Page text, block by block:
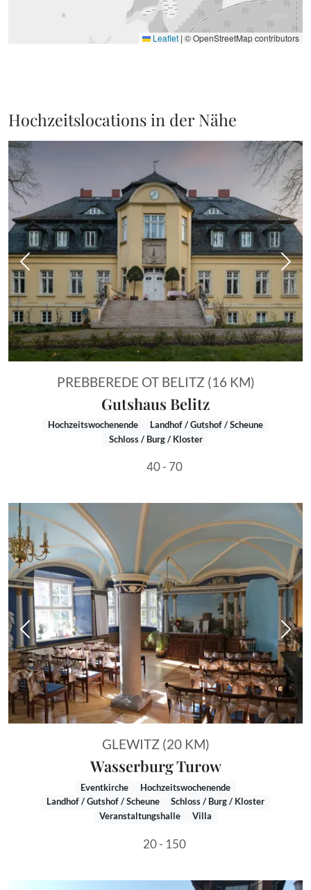
Leaflet | © OpenStreetMap contributors
Hochzeitslocations in der Nähe
Vorheriges Bild
PREBBEREDE OT BELITZ (16 KM)
Gutshaus Belitz
Hochzeitswochenende
Landhof / Gutshof / Scheune
Schloss / Burg / Kloster
40 - 70
Vorheriges Bild
GLEWITZ (20 KM)
Wasserburg Turow
Eventkirche
Hochzeitswochenende
Landhof / Gutshof / Scheune
Schloss / Burg / Kloster
Veranstaltungshalle
Villa
20 - 150